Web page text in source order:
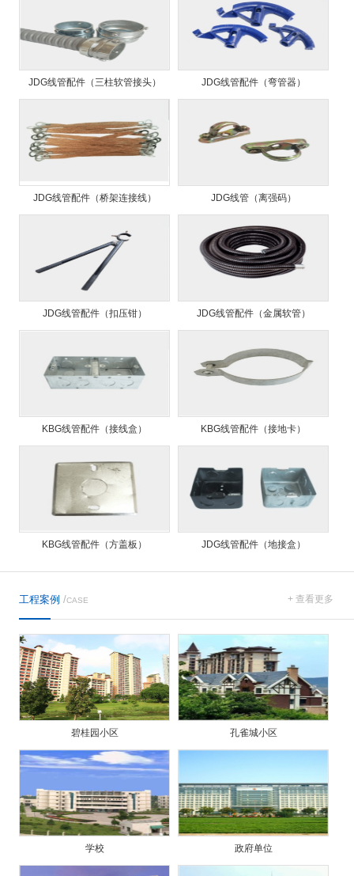
JDG线管配件（三柱软管接头） JDG线管配件（弯管器）
JDG线管配件（桥架连接线） JDG线管（离强码）
JDG线管配件（扣压钳） JDG线管配件（金属软管）
KBG线管配件（接线盒） KBG线管配件（接地卡）
KBG线管配件（方盖板） JDG线管配件（地接盒）
工程案例 /CASE + 查看更多
碧桂园小区 孔雀城小区
学校 政府单位